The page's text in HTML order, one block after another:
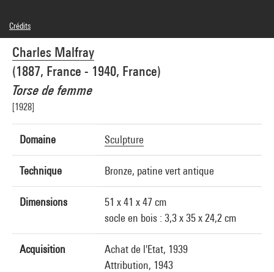
Charles Malfray
(1887, France - 1940, France)
Torse de femme
[1928]
Domaine Sculpture
Technique Bronze, patine vert antique
Dimensions
51 x 41 x 47 cm
socle en bois : 3,3 x 35 x 24,2 cm
Acquisition
Achat de l'Etat, 1939
Attribution, 1943
Crédits
Domaine public
Crédit photographique : Réunion des Musées Nationaux/Agence photographique de
la Réunion des Musées Nationaux/Dist. GrandPalaisRmn
Réf. image : 2A00423 [64 B 466]
Diffusion image :GrandPalaisRmnPhoto